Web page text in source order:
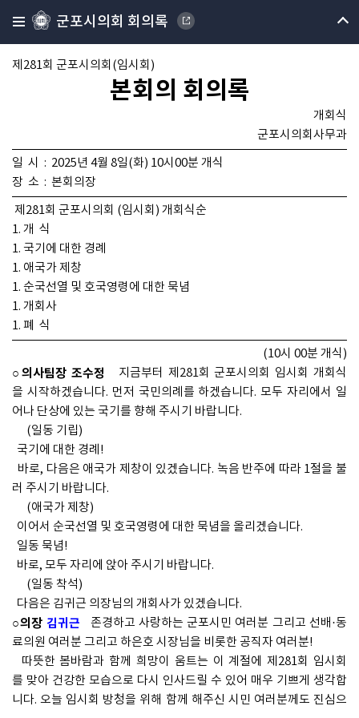
군포시의회 회의록
제281회 군포시의회(임시회)
본회의 회의록
개회식
군포시의회사무과
일 시 : 2025년 4월 8일(화) 10시00분 개식
장 소 : 본회의장
제281회 군포시의회 (임시회) 개회식순
1. 개 식
1. 국기에 대한 경례
1. 애국가 제창
1. 순국선열 및 호국영령에 대한 묵념
1. 개회사
1. 폐 식
(10시 00분 개식)
○의사팀장 조수정 지금부터 제281회 군포시의회 임시회 개회식
을 시작하겠습니다. 먼저 국민의례를 하겠습니다. 모두 자리에서 일
어나 단상에 있는 국기를 향해 주시기 바랍니다.
(일동 기립)
국기에 대한 경례!
바로, 다음은 애국가 제창이 있겠습니다. 녹음 반주에 따라 1절을 불
러 주시기 바랍니다.
(애국가 제창)
이어서 순국선열 및 호국영령에 대한 묵념을 올리겠습니다.
일동 묵념!
바로, 모두 자리에 앉아 주시기 바랍니다.
(일동 착석)
다음은 김귀근 의장님의 개회사가 있겠습니다.
○의장 김귀근 존경하고 사랑하는 군포시민 여러분 그리고 선배·동
료의원 여러분 그리고 하은호 시장님을 비롯한 공직자 여러분!
따뜻한 봄바람과 함께 희망이 움트는 이 계절에 제281회 임시회
를 맞아 건강한 모습으로 다시 인사드릴 수 있어 매우 기쁘게 생각합
니다. 오늘 임시회 방청을 위해 함께 해주신 시민 여러분께도 진심으